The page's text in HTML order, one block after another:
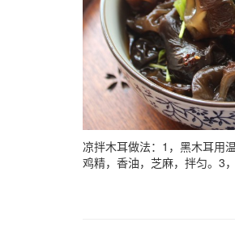
凉拌木耳做法：1，黑木耳用
鸡精，香油，芝麻，拌匀。3